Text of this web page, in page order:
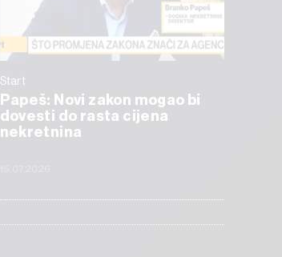
Start
Papeš: Novi zakon mogao bi
dovesti do rasta cijena
nekretnina